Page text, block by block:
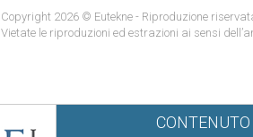
Copyright 2026 © Eutekne - Riproduzione
Vietate le riproduzioni ed estrazioni ai sensi